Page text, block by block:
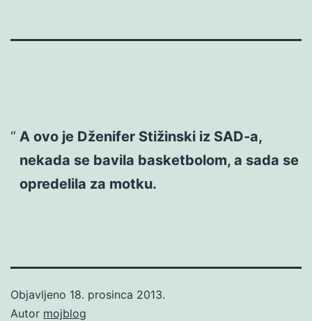
A ovo je Dženifer Stižinski iz SAD-a,
nekada se bavila basketbolom, a sada se
opredelila za motku.
Objavljeno 18. prosinca 2013.
Autor mojblog